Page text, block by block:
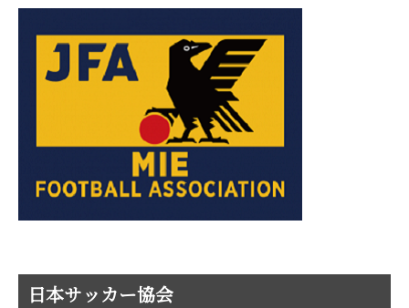
日本サッカー協会